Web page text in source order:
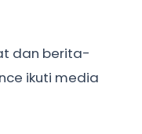
dan berita-
ikuti media